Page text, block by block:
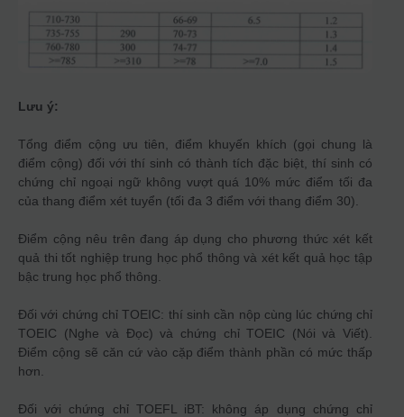
Lưu ý:
Tổng điểm cộng ưu tiên, điểm khuyến khích (gọi chung là
điểm cộng) đối với thí sinh có thành tích đặc biệt, thí sinh có
chứng chỉ ngoại ngữ không vượt quá 10% mức điểm tối đa
của thang điểm xét tuyển (tối đa 3 điểm với thang điểm 30).
Điểm cộng nêu trên đang áp dụng cho phương thức xét kết
quả thi tốt nghiệp trung học phổ thông và xét kết quả học tập
bậc trung học phổ thông.
Đối với chứng chỉ TOEIC: thí sinh cần nộp cùng lúc chứng chỉ
TOEIC (Nghe và Đọc) và chứng chỉ TOEIC (Nói và Viết).
Điểm cộng sẽ căn cứ vào cặp điểm thành phần có mức thấp
hơn.
Đối với chứng chỉ TOEFL iBT: không áp dụng chứng chỉ